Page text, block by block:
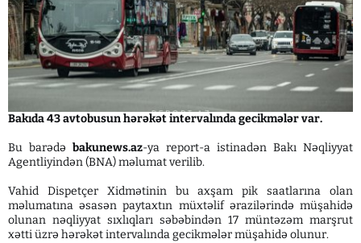
Bakıda 43 avtobusun hərəkət intervalında gecikmələr var.
Bu barədə bakunews.az-ya report-a istinadən Bakı Nəqliyyat
Agentliyindən (BNA) məlumat verilib.
Vahid Dispetçer Xidmətinin bu axşam pik saatlarına olan
məlumatına əsasən paytaxtın müxtəlif ərazilərində müşahidə
olunan nəqliyyat sıxlıqları səbəbindən 17 müntəzəm marşrut
xətti üzrə hərəkət intervalında gecikmələr müşahidə olunur.